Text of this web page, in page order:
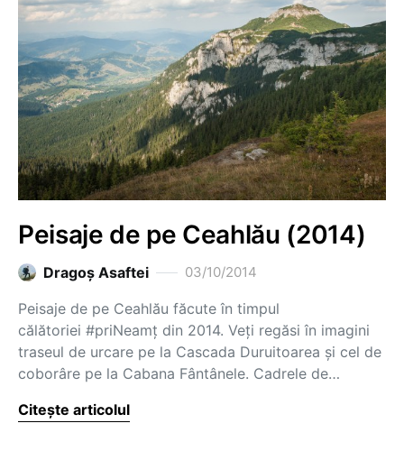
Peisaje de pe Ceahlău (2014)
Dragoş Asaftei 03/10/2014
Peisaje de pe Ceahlău făcute în timpul
călătoriei #priNeamț din 2014. Veți regăsi în imagini
traseul de urcare pe la Cascada Duruitoarea și cel de
coborâre pe la Cabana Fântânele. Cadrele de…
Citește articolul